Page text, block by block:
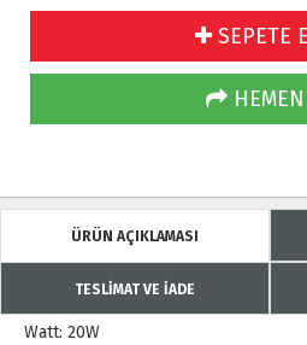
SEPETE
ÜRÜN AÇIKLAMASI
TESLİMAT VE İADE
Watt: 20W